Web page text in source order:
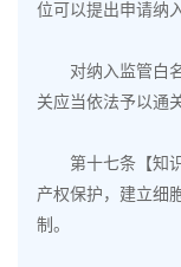
位可以提出申请纳
对纳入监管白名
关应当依法予以通
第十七条【知识
产权保护，建立细
制。